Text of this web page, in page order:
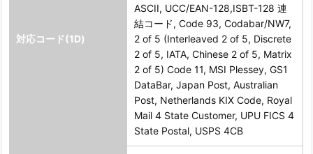
対応コード(1D)
ASCII, UCC/EAN-128,ISBT-128 連
結コード, Code 93, Codabar/NW7,
2 of 5 (Interleaved 2 of 5, Discrete
2 of 5, IATA, Chinese 2 of 5, Matrix
2 of 5) Code 11, MSI Plessey, GS1
DataBar, Japan Post, Australian
Post, Netherlands KIX Code, Royal
Mail 4 State Customer, UPU FICS 4
State Postal, USPS 4CB